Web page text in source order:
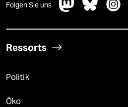
Folgen Sie uns
Ressorts
Politik
Öko